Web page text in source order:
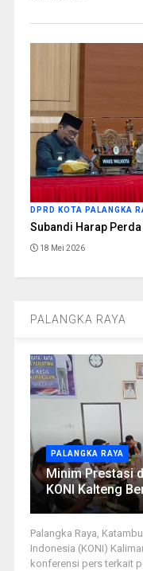
DPRD KOTA PALANGKA
Subandi Harap
18 Mei 2026
PALANGKA RAYA
PALANGKA RAYA
Minim Prestasi
KONI Kalteng
Palangka Raya,
Indonesia (KONI)
konferensi pers terkait